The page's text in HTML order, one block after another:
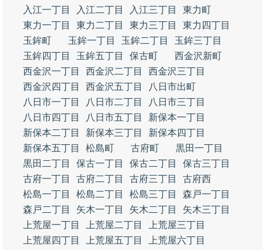
入江一丁目
入江二丁目 入江三丁目
東力町
東力一丁目
東力二丁目 東力三丁目
東力四丁目
玉鉾町
玉鉾一丁目 玉鉾二丁目
玉鉾三丁目
玉鉾四丁目
玉鉾五丁目 保古町
西金沢新町
西金沢一丁目
西金沢二丁目
西金沢三丁目
西金沢四丁目
西金沢五丁目
八日市出町
八日市一丁目
八日市二丁目
八日市三丁目
八日市四丁目
八日市五丁目
新保本一丁目
新保本二丁目
新保本三丁目
新保本四丁目
新保本五丁目
松島町 古府町
黒田一丁目
黒田二丁目
保古一丁目 保古二丁目
保古三丁目
古府一丁目
古府二丁目 古府三丁目
古府西
松島一丁目
松島二丁目 松島三丁目
森戸一丁目
森戸二丁目
矢木一丁目 矢木二丁目
矢木三丁目
上荒屋一丁目
上荒屋二丁目
上荒屋三丁目
上荒屋四丁目
上荒屋五丁目
上荒屋六丁目